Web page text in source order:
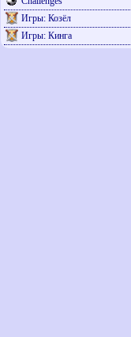
Игры: Козёл
Игры: Кинга